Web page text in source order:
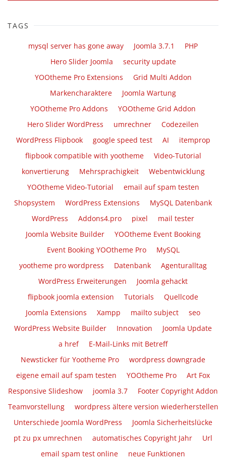
TAGS
mysql server has gone away Joomla 3.7.1
PHP
Hero Slider Joomla
security update
YOOtheme Pro Extensions
Grid Multi Addon
Markencharaktere
Joomla Wartung
YOOtheme Pro Addons
YOOtheme Grid Addon
Hero Slider WordPress
umrechner
Codezeilen
WordPress Flipbook
google speed test AI
itemprop
flipbook compatible with yootheme
Video-Tutorial
konvertierung
Mehrsprachigkeit
Webentwicklung
YOOtheme Video-Tutorial
email auf spam testen
Shopsystem
WordPress Extensions
MySQL Datenbank
WordPress
Addons4.pro pixel
mail tester
Joomla Website Builder
YOOtheme Event Booking
Event Booking YOOtheme Pro
MySQL
yootheme pro wordpress
Datenbank
Agenturalltag
WordPress Erweiterungen
Joomla gehackt
flipbook joomla extension
Tutorials
Quellcode
Joomla Extensions
Xampp mailto subject
seo
WordPress Website Builder
Innovation
Joomla Update
a href
E-Mail-Links mit Betreff
Newsticker für Yootheme Pro
wordpress downgrade
eigene email auf spam testen
YOOtheme Pro
Art Fox
Responsive Slideshow
joomla 3.7
Footer Copyright Addon
Teamvorstellung
wordpress ältere version wiederherstellen
Unterschiede Joomla WordPress
Joomla Sicherheitslücke
pt zu px umrechnen
automatisches Copyright Jahr
Url
email spam test online
neue Funktionen